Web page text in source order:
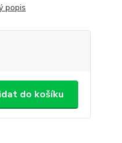
popis
do košíku